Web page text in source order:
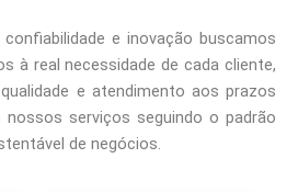
e inovação buscamos
à real necessidade de cada cliente,
e atendimento aos prazos
nossos serviços seguindo o padrão
de negócios.